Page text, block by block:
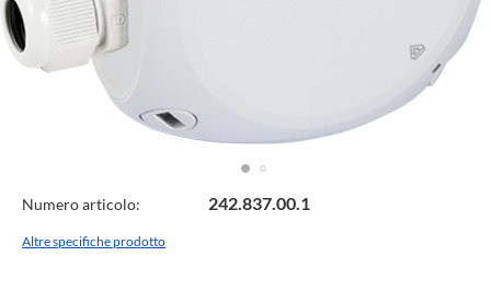
Specifiche
Tecniche
Numero articolo: 242.837.00.1
Altre specifiche prodotto